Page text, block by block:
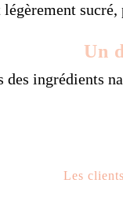
Un
ingrédients
Les